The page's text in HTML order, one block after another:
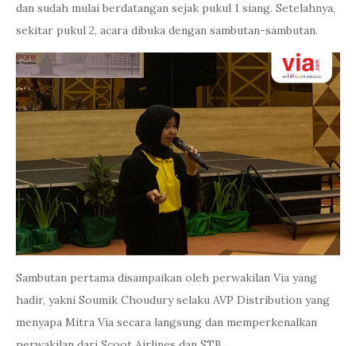
dan sudah mulai berdatangan sejak pukul 1 siang. Setelahnya,
sekitar pukul 2, acara dibuka dengan sambutan-sambutan.
Sambutan pertama disampaikan oleh perwakilan Via yang
hadir, yakni Soumik Choudury selaku AVP Distribution yang
menyapa Mitra Via secara langsung dan memperkenalkan